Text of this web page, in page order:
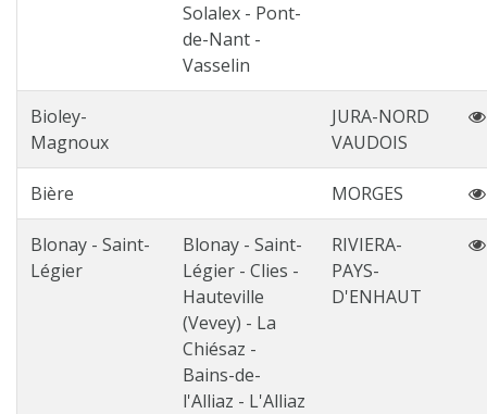
Solalex - Pont-
de-Nant -
Vasselin
Bioley-
Magnoux
JURA-NORD
VAUDOIS
Bière MORGES
Blonay - Saint-
Légier
Blonay - Saint-
Légier - Clies -
Hauteville
(Vevey) - La
Chiésaz -
Bains-de-
l'Alliaz - L'Alliaz
RIVIERA-
PAYS-
D'ENHAUT